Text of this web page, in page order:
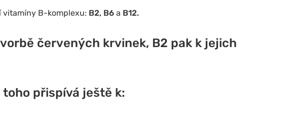
vitamíny B-komplexu: B2, B6 a B12.
červených krvinek, B2 pak k jejich
přispívá ještě k: